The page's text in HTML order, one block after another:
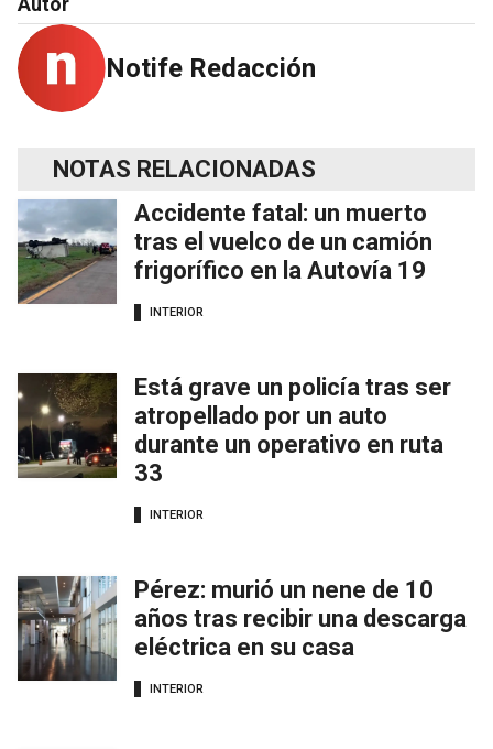
Notife Redacción
NOTAS RELACIONADAS
Accidente fatal: un muerto
tras el vuelco de un camión
frigorífico en la Autovía 19
INTERIOR
Está grave un policía tras ser
atropellado por un auto
durante un operativo en ruta
33
INTERIOR
Pérez: murió un nene de 10
años tras recibir una descarga
eléctrica en su casa
INTERIOR